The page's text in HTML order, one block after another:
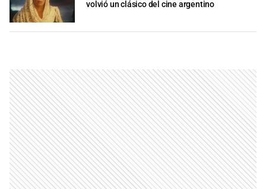
volvió un clásico del cine argentino